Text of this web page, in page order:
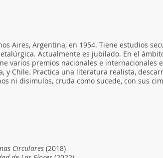
Aires, Argentina, en 1954. Tiene estudios
Actualmente es jubilado. En el
varios premios nacionales e internacionales
y Chile. Practica una literatura realista,
ni disimulos, cruda como sucede, con sus
Circulares (2018)